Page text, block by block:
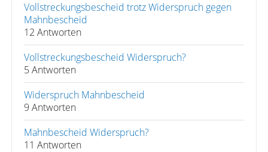
Vollstreckungsbescheid trotz Widerspruch gegen
Mahnbescheid
12 Antworten
Vollstreckungsbescheid Widerspruch?
5 Antworten
Widerspruch Mahnbescheid
9 Antworten
Mahnbescheid Widerspruch?
11 Antworten